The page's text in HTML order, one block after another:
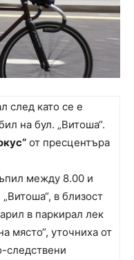
след като се е
на бул. „Витоша“.
от пресцентъра
между 8.00 и
в близост
в паркирал лек
място“, уточниха от
следствени